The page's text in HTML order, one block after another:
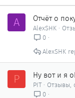
A Отчёт о
AlexSHK
0
AlexSHK
P Ну вот и я
PIT
Отзывы,
0